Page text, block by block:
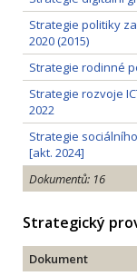
Strategie politiky
2020 (2015)
Strategie rodinné
Strategie rozvoje
2022
Strategie
[akt. 2024]
Dokumentů: 16
Strategický
Dokument